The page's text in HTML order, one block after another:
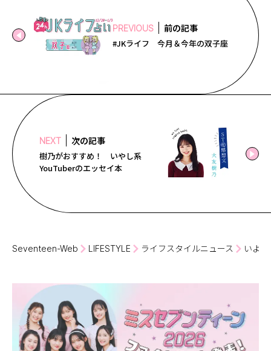
PREVIOUS 前の記事
#JKライフ 今月＆今年の双子座
NEXT 次の記事
樹乃がおすすめ！ いやし系
YouTuberのエッセイ本
Seventeen-Web LIFESTYLE ライフスタイルニュース いよ